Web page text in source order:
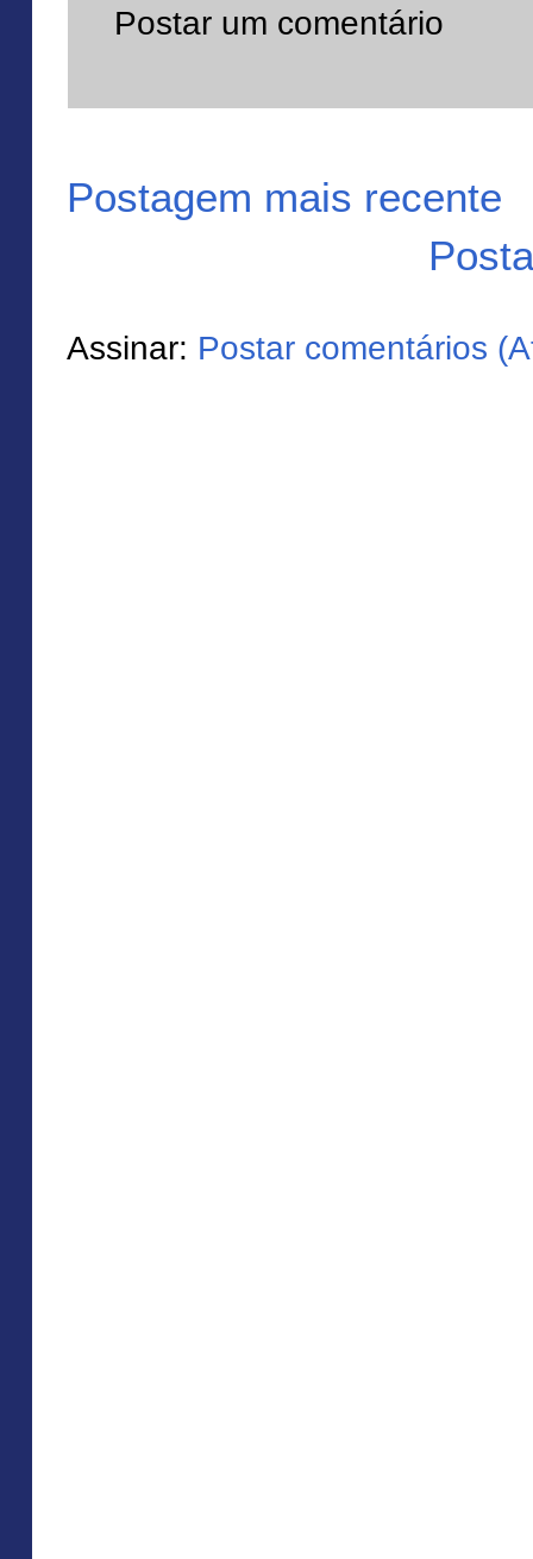
Postar um comentário
Postagem mais recente
Assinar: Postar comentários